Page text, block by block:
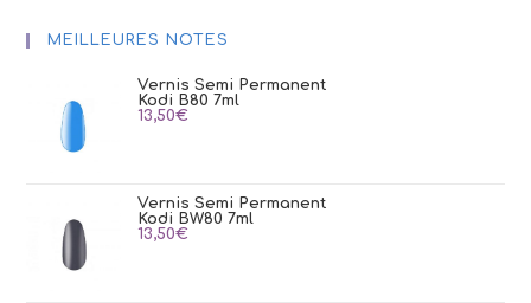
MEILLEURES NOTES
Vernis Semi Permanent
Kodi B80 7ml
13,50€
Vernis Semi Permanent
Kodi BW80 7ml
13,50€